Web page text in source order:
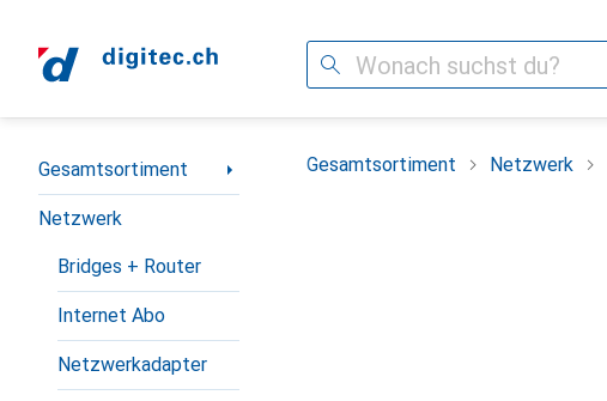
Suche
Navigation nach Kategorien
Gesamtsortiment
Netzwerk
Bridges + Router
Internet Abo
Netzwerkadapter
Gesamtsortiment Netzwerk